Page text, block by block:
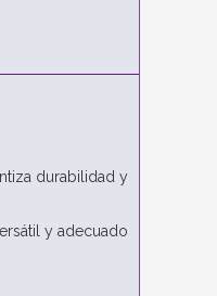
durabilidad y
y adecuado